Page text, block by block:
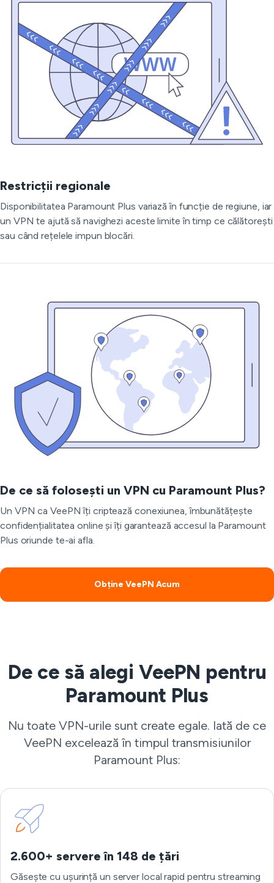
Restricții regionale
Disponibilitatea Paramount Plus variază în funcție de regiune, iar
un VPN te ajută să navighezi aceste limite în timp ce călătorești
sau când rețelele impun blocări.
De ce să folosești un VPN cu Paramount Plus?
Un VPN ca VeePN îți criptează conexiunea, îmbunătățește
confidențialitatea online și îți garantează accesul la Paramount
Plus oriunde te-ai afla.
Obține VeePN Acum
De ce să alegi VeePN pentru
Paramount Plus
Nu toate VPN-urile sunt create egale. Iată de ce
VeePN excelează în timpul transmisiunilor
Paramount Plus:
2.600+ servere în 148 de țări
Găsește cu ușurință un server local rapid pentru streaming